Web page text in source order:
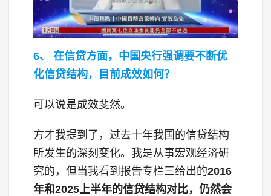
6、 在信贷方面，中国央行强调要不断优
化信贷结构，目前成效如何？
可以说是成效斐然。
方才我提到了，过去十年我国的信贷结构
所发生的深刻变化。我是从事宏观经济研
究的，但当我看到报告专栏三给出的2016
年和2025上半年的信贷结构对比，仍然会